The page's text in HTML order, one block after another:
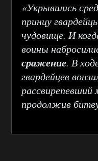
«Укрывшись
принцу
чудовище. И
воины
сражение. В
гвардейцев
рассвирепевший
продолжив